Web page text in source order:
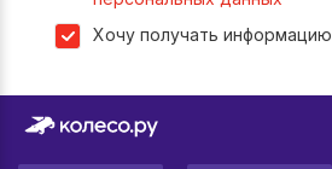
Хочу получать